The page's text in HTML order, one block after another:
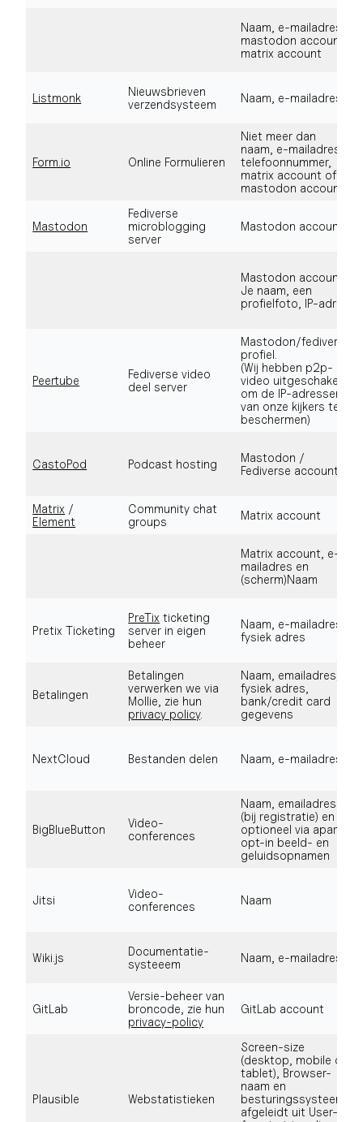
Naam, e-mailadres,
mastodon account,
matrix account
Listmonk
Nieuwsbrieven
verzendsysteem
Naam, e-mailadres
Form.io Online Formulieren
Niet meer dan
naam, e-mailadres,
telefoonnummer,
matrix account of
mastodon account.
Mastodon
Fediverse
microblogging
server
Mastodon account
Mastodon account,
Je naam, een
profielfoto, IP-adres
Peertube
Fediverse video
deel server
Mastodon/fediverse
profiel.
(Wij hebben p2p-
video uitgeschakeld
om de IP-adressen
van onze kijkers te
beschermen)
CastoPod Podcast hosting
Mastodon /
Fediverse account
Matrix /
Element
Community chat
groups
Matrix account
Matrix account, e-
mailadres en
(scherm)Naam
Pretix Ticketing
PreTix ticketing
server in eigen
beheer
Naam, e-mailadres,
fysiek adres
Betalingen
Betalingen
verwerken we via
Mollie, zie hun
privacy policy.
Naam, emailadres,
fysiek adres,
bank/credit card
gegevens
NextCloud Bestanden delen Naam, e-mailadres
BigBlueButton
Video-
conferences
Naam, emailadres
(bij registratie) en
optioneel via aparte
opt-in beeld- en
geluidsopnamen
Jitsi
Video-
conferences
Naam
Wiki.js
Documentatie-
systeeem
Naam, e-mailadres
GitLab
Versie-beheer van
broncode, zie hun
privacy-policy
GitLab account
Plausible Webstatistieken
Screen-size
(desktop, mobile of
tablet), Browser-
naam en
besturingssysteem
afgeleidt uit User-